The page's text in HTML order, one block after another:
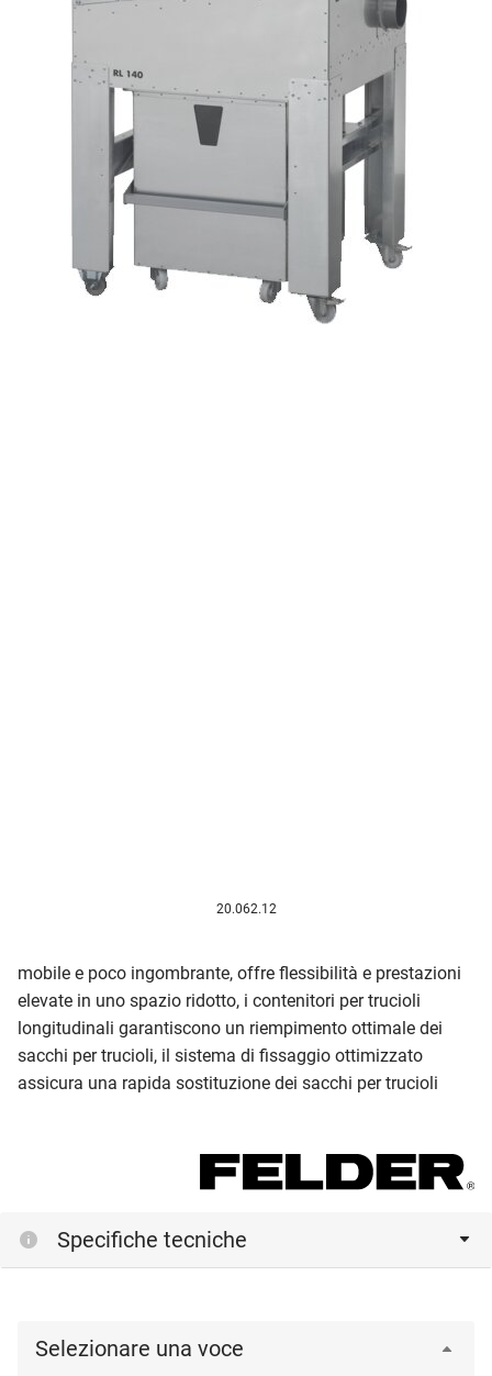
20.062.12
mobile e poco ingombrante, offre flessibilità e prestazioni
elevate in uno spazio ridotto, i contenitori per trucioli
longitudinali garantiscono un riempimento ottimale dei
sacchi per trucioli, il sistema di fissaggio ottimizzato
assicura una rapida sostituzione dei sacchi per trucioli
Specifiche tecniche
Selezionare una voce